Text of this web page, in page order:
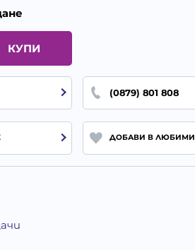
КУПИ
(0879) 801 808
ДОБАВИ В ЛЮБИМИ